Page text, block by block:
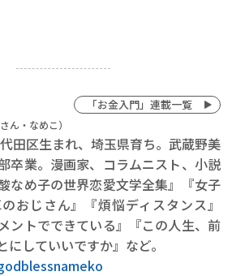
「お金入門」連載一覧
さん・なめこ）
田区生まれ、埼玉県育ち。武蔵野美
卒業。漫画家、コラムニスト、小説
なめ子の世界恋愛文学全集』『女子
おじさん』『煩悩ディスタンス』
ントでできている』『この人生、前
にしていいですか』など。